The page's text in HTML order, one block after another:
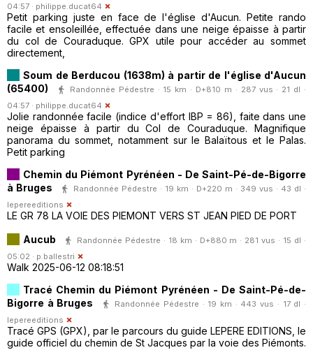
04:57 · philippe.ducat64
Petit parking juste en face de l'église d'Aucun. Petite rando
facile et ensoleillée, effectuée dans une neige épaisse à partir
du col de Couraduque. GPX utile pour accéder au sommet
directement,
Soum de Berducou (1638m) à partir de l'église d'Aucun
(65400)
Randonnée Pédestre · 15 km · D+810 m · 287 vus · 21 dl ·
04:57 · philippe.ducat64
Jolie randonnée facile (indice d'effort IBP = 86), faite dans une
neige épaisse à partir du Col de Couraduque. Magnifique
panorama du sommet, notamment sur le Balaïtous et le Palas.
Petit parking
Chemin du Piémont Pyrénéen - De Saint-Pé-de-Bigorre
à Bruges
Randonnée Pédestre · 19 km · D+220 m · 349 vus · 43 dl ·
lepereeditions
LE GR 78 LA VOIE DES PIEMONT VERS ST JEAN PIED DE PORT
Aucub
Randonnée Pédestre · 18 km · D+880 m · 281 vus · 15 dl ·
05:02 · p.ballestri
Walk 2025-06-12 08:18:51
Tracé Chemin du Piémont Pyrénéen - De Saint-Pé-de-
Bigorre à Bruges
Randonnée Pédestre · 19 km · 443 vus · 17 dl ·
lepereeditions
Tracé GPS (GPX), par le parcours du guide LEPERE EDITIONS, le
guide officiel du chemin de St Jacques par la voie des Piémonts.